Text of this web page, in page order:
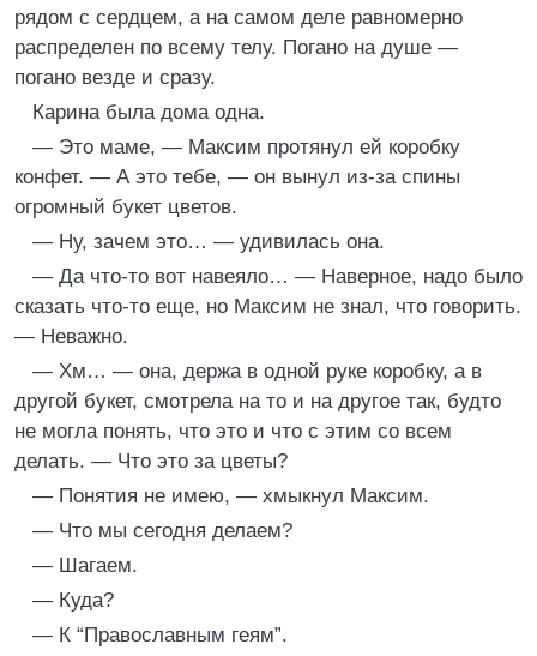
рядом с сердцем, а на самом деле равномерно
распределен по всему телу. Погано на душе —
погано везде и сразу.
Карина была дома одна.
— Это маме, — Максим протянул ей коробку
конфет. — А это тебе, — он вынул из-за спины
огромный букет цветов.
— Ну, зачем это… — удивилась она.
— Да что-то вот навеяло… — Наверное, надо было
сказать что-то еще, но Максим не знал, что говорить.
— Неважно.
— Хм… — она, держа в одной руке коробку, а в
другой букет, смотрела на то и на другое так, будто
не могла понять, что это и что с этим со всем
делать. — Что это за цветы?
— Понятия не имею, — хмыкнул Максим.
— Что мы сегодня делаем?
— Шагаем.
— Куда?
— К “Православным геям”.